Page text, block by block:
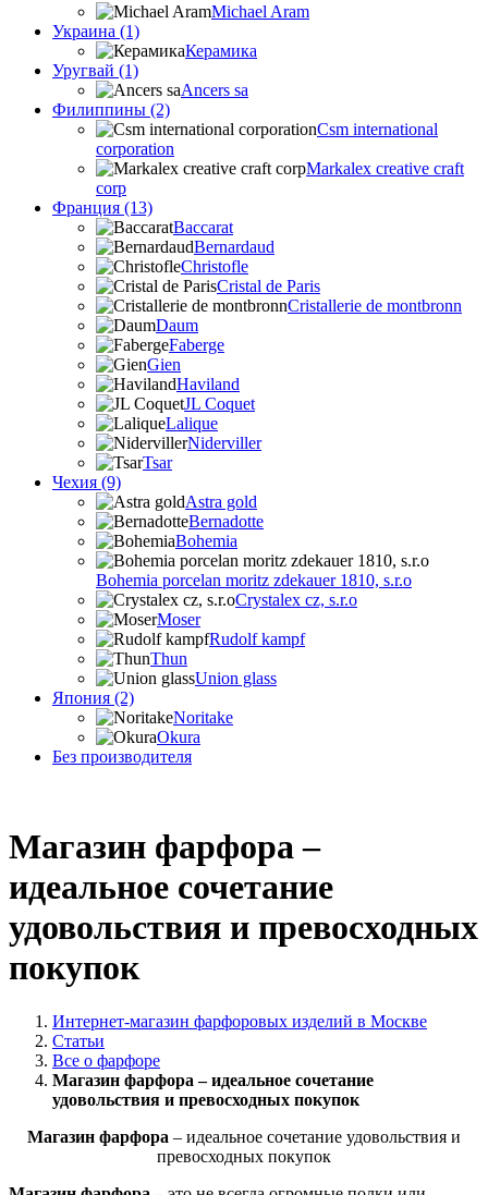
Michael Aram
Украина (1)
Керамика
Уругвай (1)
Ancers sa
Филиппины (2)
Csm international
corporation
Markalex creative craft
corp
Франция (13)
Baccarat
Bernardaud
Christofle
Cristal de Paris
Cristallerie de montbronn
Daum
Faberge
Gien
Haviland
JL Coquet
Lalique
Niderviller
Tsar
Чехия (9)
Astra gold
Bernadotte
Bohemia
Bohemia porcelan moritz zdekauer 1810, s.r.o
Crystalex cz, s.r.o
Moser
Rudolf kampf
Thun
Union glass
Япония (2)
Noritake
Okura
Без производителя
Магазин фарфора –
идеальное сочетание
удовольствия и превосходных
покупок
Интернет-магазин фарфоровых изделий в Москве
Статьи
Все о фарфоре
Магазин фарфора – идеальное сочетание
удовольствия и превосходных покупок
Магазин фарфора – идеальное сочетание удовольствия и
превосходных покупок